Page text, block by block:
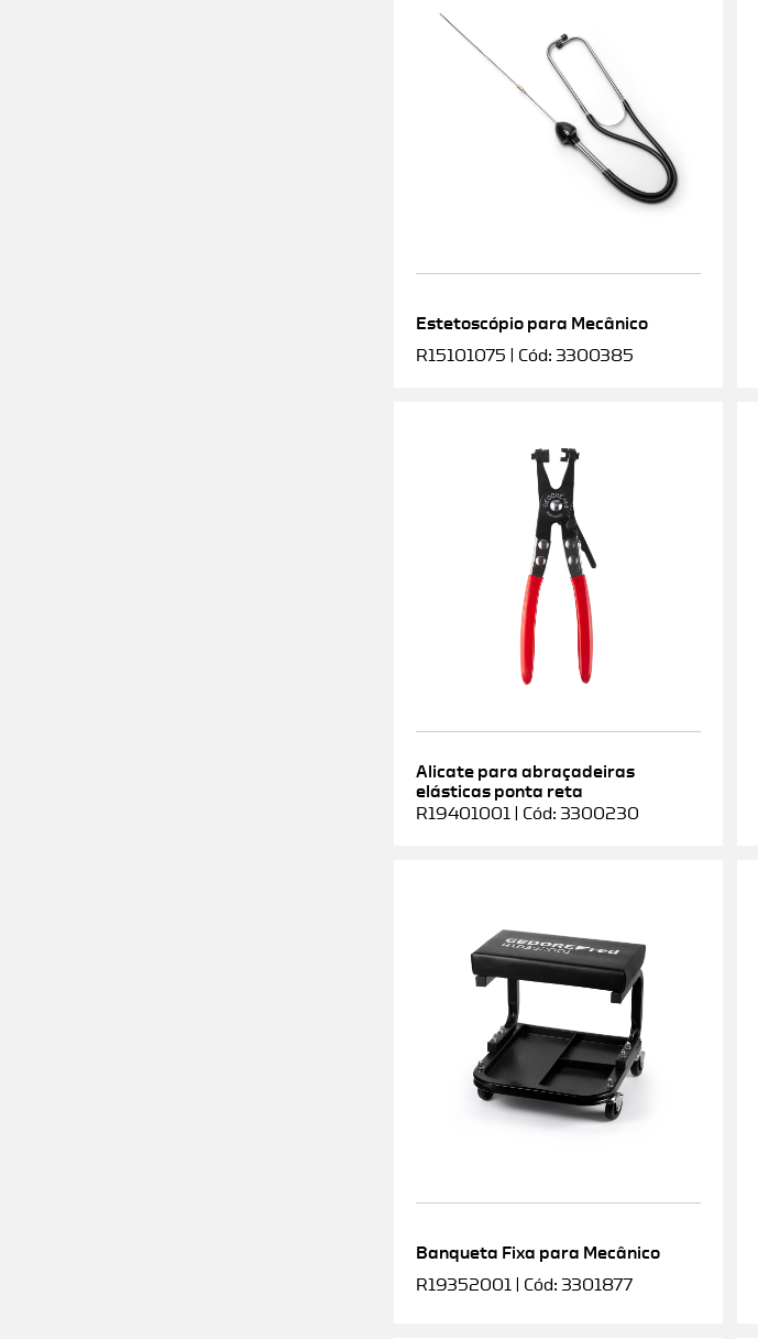
Estetoscópio para Mecânico
R15101075 | Cód: 3300385
Alicate para abraçadeiras
elásticas ponta reta
R19401001 | Cód: 3300230
Banqueta Fixa para Mecânico
R19352001 | Cód: 3301877